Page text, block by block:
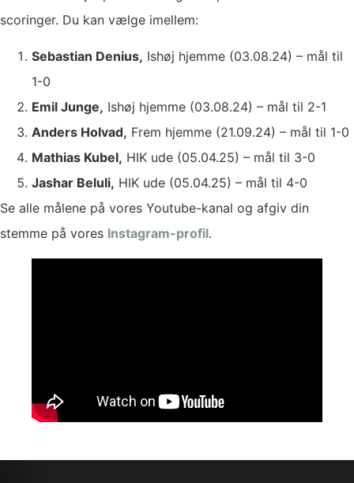
scoringer. Du kan vælge imellem:
Sebastian Denius, Ishøj hjemme (03.08.24) – mål til
1-0
Emil Junge, Ishøj hjemme (03.08.24) – mål til 2-1
Anders Holvad, Frem hjemme (21.09.24) – mål til 1-0
Mathias Kubel, HIK ude (05.04.25) – mål til 3-0
Jashar Beluli, HIK ude (05.04.25) – mål til 4-0
Se alle målene på vores Youtube-kanal og afgiv din
stemme på vores Instagram-profil.